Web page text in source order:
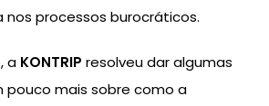
nos processos burocráticos.
a KONTRIP resolveu dar algumas
pouco mais sobre como a